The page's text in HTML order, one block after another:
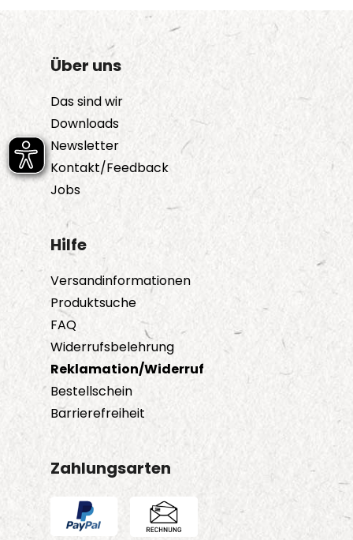
Über uns
Das sind wir
Downloads
Newsletter
Kontakt/Feedback
Jobs
Hilfe
Versandinformationen
Produktsuche
FAQ
Widerrufsbelehrung
Reklamation/Widerruf
Bestellschein
Barrierefreiheit
Zahlungsarten